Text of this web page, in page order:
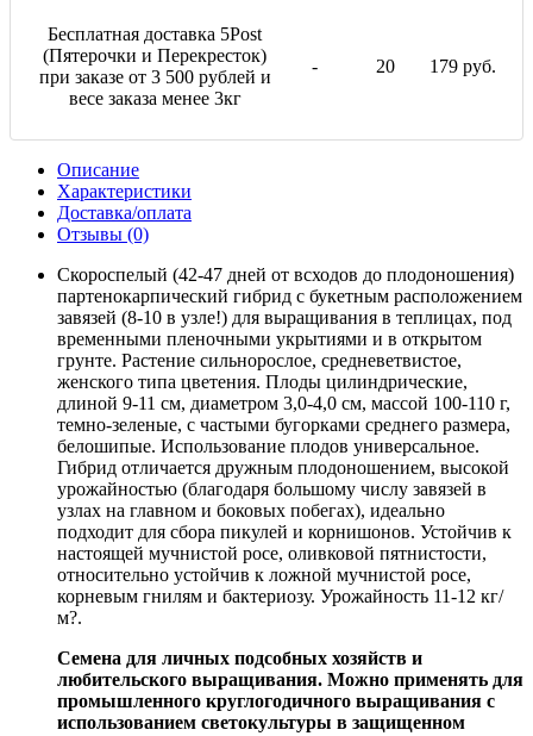
Бесплатная доставка 5Post
(Пятерочки и Перекресток)
при заказе от 3 500 рублей и
весе заказа менее 3кг
- 20 179 руб.
Описание
Характеристики
Доставка/оплата
Отзывы (0)
Скороспелый (42-47 дней от всходов до плодоношения)
партенокарпический гибрид с букетным расположением
завязей (8-10 в узле!) для выращивания в теплицах, под
временными пленочными укрытиями и в открытом
грунте. Растение сильнорослое, средневетвистое,
женского типа цветения. Плоды цилиндрические,
длиной 9-11 см, диаметром 3,0-4,0 см, массой 100-110 г,
темно-зеленые, с частыми бугорками среднего размера,
белошипые. Использование плодов универсальное.
Гибрид отличается дружным плодоношением, высокой
урожайностью (благодаря большому числу завязей в
узлах на главном и боковых побегах), идеально
подходит для сбора пикулей и корнишонов. Устойчив к
настоящей мучнистой росе, оливковой пятнистости,
относительно устойчив к ложной мучнистой росе,
корневым гнилям и бактериозу. Урожайность 11-12 кг/
м?.
Семена для личных подсобных хозяйств и
любительского выращивания. Можно применять для
промышленного круглогодичного выращивания с
использованием светокультуры в защищенном